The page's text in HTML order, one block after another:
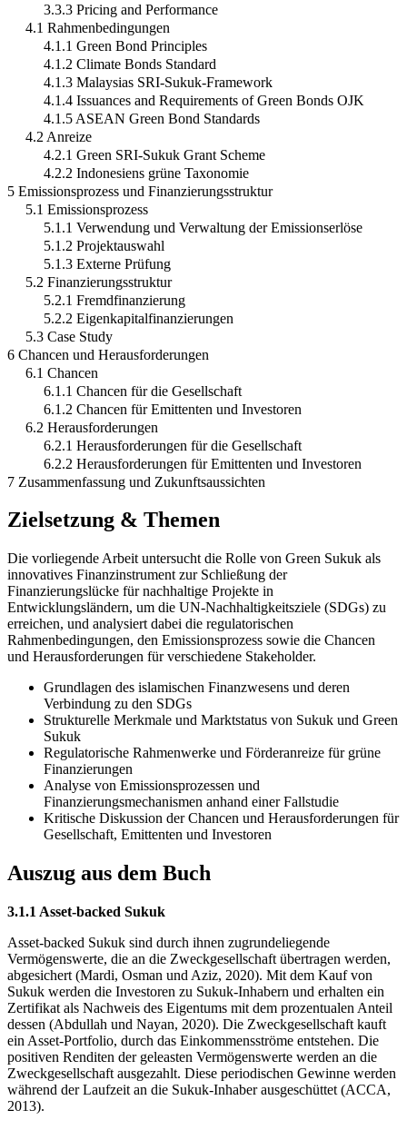
3.3.3 Pricing and Performance
4.1 Rahmenbedingungen
4.1.1 Green Bond Principles
4.1.2 Climate Bonds Standard
4.1.3 Malaysias SRI-Sukuk-Framework
4.1.4 Issuances and Requirements of Green Bonds OJK
4.1.5 ASEAN Green Bond Standards
4.2 Anreize
4.2.1 Green SRI-Sukuk Grant Scheme
4.2.2 Indonesiens grüne Taxonomie
5 Emissionsprozess und Finanzierungsstruktur
5.1 Emissionsprozess
5.1.1 Verwendung und Verwaltung der Emissionserlöse
5.1.2 Projektauswahl
5.1.3 Externe Prüfung
5.2 Finanzierungsstruktur
5.2.1 Fremdfinanzierung
5.2.2 Eigenkapitalfinanzierungen
5.3 Case Study
6 Chancen und Herausforderungen
6.1 Chancen
6.1.1 Chancen für die Gesellschaft
6.1.2 Chancen für Emittenten und Investoren
6.2 Herausforderungen
6.2.1 Herausforderungen für die Gesellschaft
6.2.2 Herausforderungen für Emittenten und Investoren
7 Zusammenfassung und Zukunftsaussichten
Zielsetzung & Themen
Die vorliegende Arbeit untersucht die Rolle von Green Sukuk als
innovatives Finanzinstrument zur Schließung der
Finanzierungslücke für nachhaltige Projekte in
Entwicklungsländern, um die UN-Nachhaltigkeitsziele (SDGs) zu
erreichen, und analysiert dabei die regulatorischen
Rahmenbedingungen, den Emissionsprozess sowie die Chancen
und Herausforderungen für verschiedene Stakeholder.
Grundlagen des islamischen Finanzwesens und deren
Verbindung zu den SDGs
Strukturelle Merkmale und Marktstatus von Sukuk und Green
Sukuk
Regulatorische Rahmenwerke und Förderanreize für grüne
Finanzierungen
Analyse von Emissionsprozessen und
Finanzierungsmechanismen anhand einer Fallstudie
Kritische Diskussion der Chancen und Herausforderungen für
Gesellschaft, Emittenten und Investoren
Auszug aus dem Buch
3.1.1 Asset-backed Sukuk
Asset-backed Sukuk sind durch ihnen zugrundeliegende
Vermögenswerte, die an die Zweckgesellschaft übertragen werden,
abgesichert (Mardi, Osman und Aziz, 2020). Mit dem Kauf von
Sukuk werden die Investoren zu Sukuk-Inhabern und erhalten ein
Zertifikat als Nachweis des Eigentums mit dem prozentualen Anteil
dessen (Abdullah und Nayan, 2020). Die Zweckgesellschaft kauft
ein Asset-Portfolio, durch das Einkommensströme entstehen. Die
positiven Renditen der geleasten Vermögenswerte werden an die
Zweckgesellschaft ausgezahlt. Diese periodischen Gewinne werden
während der Laufzeit an die Sukuk-Inhaber ausgeschüttet (ACCA,
2013).